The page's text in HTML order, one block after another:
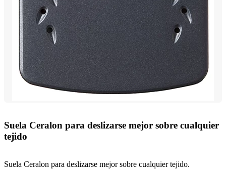
Suela Ceralon para deslizarse mejor sobre cualquier
tejido
Suela Ceralon para deslizarse mejor sobre cualquier tejido.